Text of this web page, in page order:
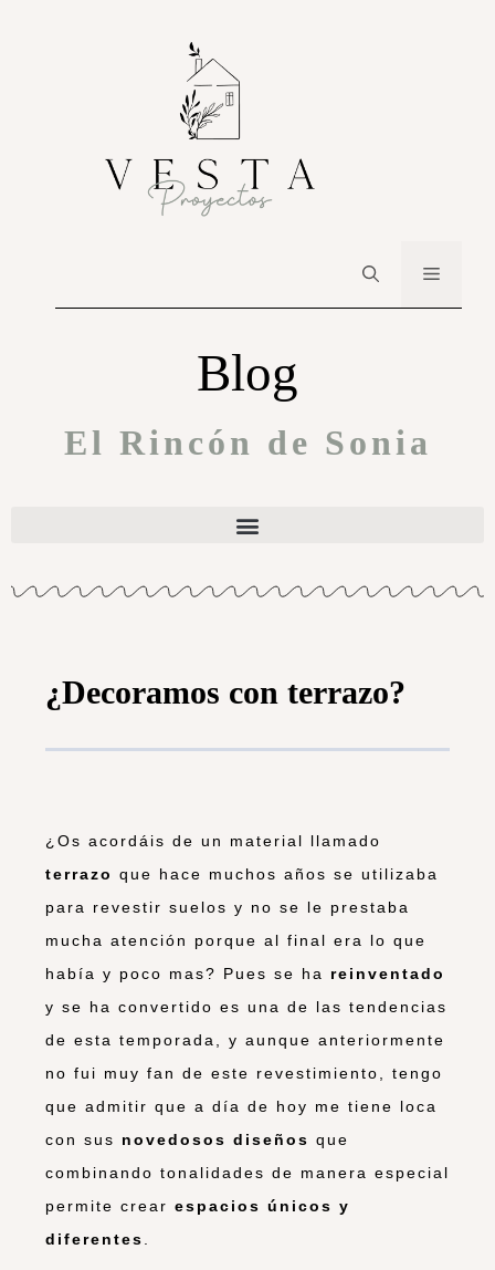
Blog
El Rincón de Sonia
¿Decoramos con terrazo?
¿Os acordáis de un material llamado
terrazo que hace muchos años se utilizaba
para revestir suelos y no se le prestaba
mucha atención porque al final era lo que
había y poco mas? Pues se ha reinventado
y se ha convertido es una de las tendencias
de esta temporada, y aunque anteriormente
no fui muy fan de este revestimiento, tengo
que admitir que a día de hoy me tiene loca
con sus novedosos diseños que
combinando tonalidades de manera especial
permite crear espacios únicos y
diferentes